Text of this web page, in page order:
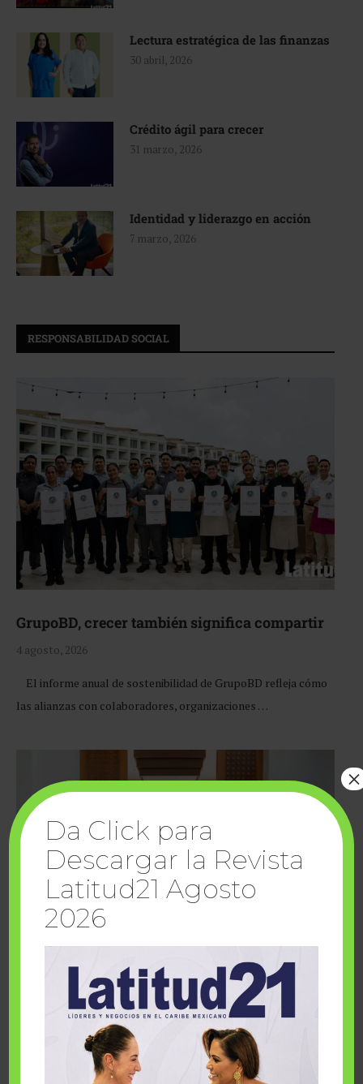
Lectura estratégica de las finanzas
30 abril, 2026
Crédito ágil para crecer
31 marzo, 2026
Identidad y liderazgo en acción
7 marzo, 2026
RESPONSABILIDAD SOCIAL
GrupoBD, crecer también significa compartir
4 agosto, 2026
El informe anual de sostenibilidad de GrupoBD refleja cómo
las alianzas con colaboradores, organizaciones …
Cuando la solidaridad inspira; cumplen
sueños Fairmont Mayakoba y Make-A-Wish
Da Click para
Descargar la Revista
Latitud21 Agosto
2026
×